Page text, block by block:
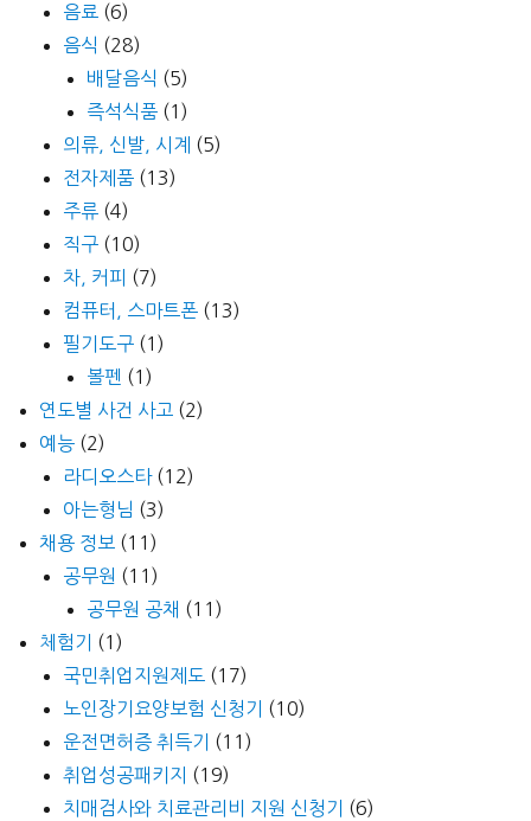
음료 (6)
음식 (28)
배달음식 (5)
즉석식품 (1)
의류, 신발, 시계
(5)
전자제품 (13)
주류 (4)
직구 (10)
차, 커피 (7)
컴퓨터, 스마트폰 (13)
필기도구 (1)
볼펜 (1)
연도별 사건 사고 (2)
예능 (2)
라디오스타(12)
아는형님 (3)
채용 정보 (11)
공무원 (11)
공무원 공채 (11)
체험기
(1)
국민취업지원제도 (17)
노인장기요양보험 신청기
(10)
운전면허증 취득기
(11)
취업성공패키지
(19)
치매검사와 치료관리비 지원 신청기
(6)